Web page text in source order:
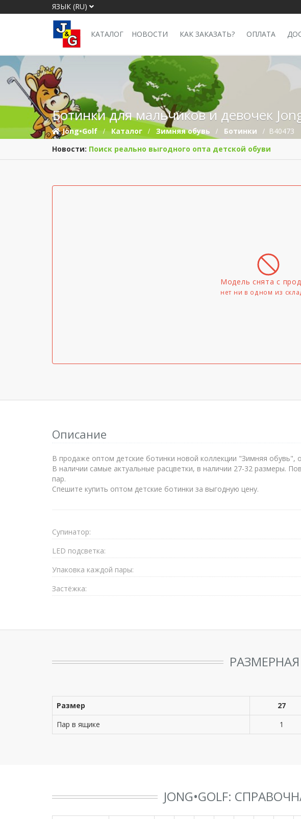
ЯЗЫК (RU)
КАТАЛОГ НОВОСТИ КАК ЗАКАЗАТЬ? ОПЛАТА
Ботинки для мальчиков и девочек
Jong•Golf Каталог Зимняя обувь Ботинки
B40473
Новости: Поиск реально выгодного опта детской обуви
Модель снята с
нет ни в одном из
Описание
В продаже оптом детские ботинки новой коллекции "Зимняя обувь",
В наличии самые актуальные расцветки, в наличии 27-32 размеры.
пар.
Спешите купить оптом детские ботинки за выгодную цену.
Супинатор:
LED подсветка:
Упаковка каждой пары:
Застёжка:
РАЗМЕРНАЯ
Размер 27
Пар в ящике
1
JONG•GOLF: